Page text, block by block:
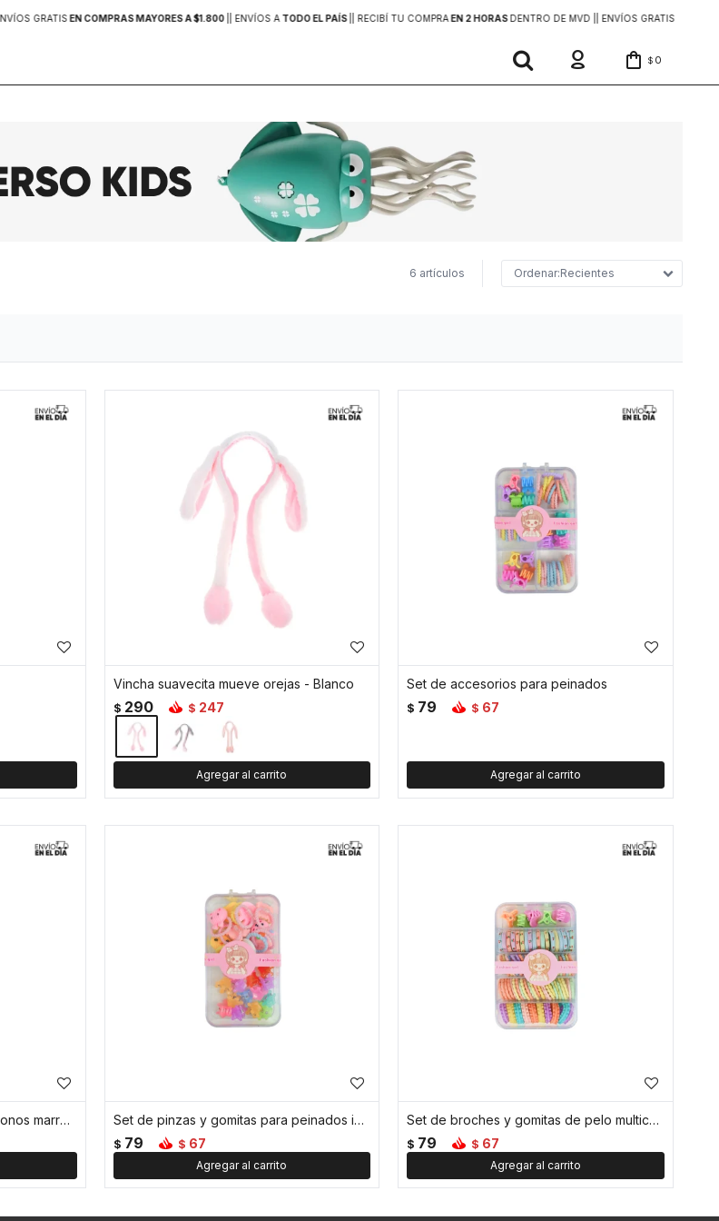
GRATISEN COMPRAS MAYORES A $1.800 | ENVÍOS A TODO EL PAÍS | RECIBÍ TU COMPRAEN 2 HORASDENTRO DE MVD | | ENVÍOS GRATIS
$ 0
6 artículos Recientes
Vincha suavecita mueve orejas - Blanco
$ 290 $ 247
Set de accesorios para peinados
$ 79 $ 67
Set de gomitas y broches en tonos marrones Set de pinzas y gomitas para peinados infantiles
$ 79 $ 67
Set de broches y gomitas de pelo multicolor
$ 79 $ 67